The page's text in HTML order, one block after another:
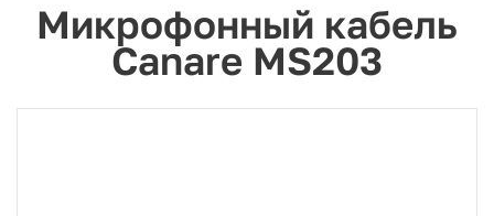
Микрофонный кабель
Canare MS203